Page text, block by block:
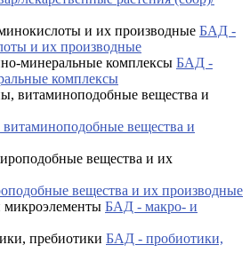
БАД -
и их производные
БАД -
комплексы
вещества и
вещества и их производные
БАД - макро- и
БАД - пробиотики,